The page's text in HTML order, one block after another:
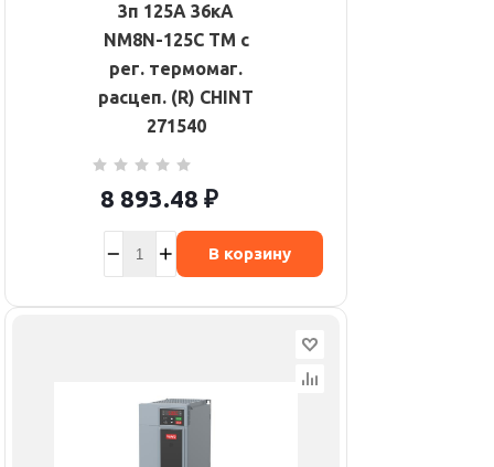
3п 125А 36кА
NM8N-125C TM с
рег. термомаг.
расцеп. (R) CHINT
271540
8 893.48 ₽
В корзину